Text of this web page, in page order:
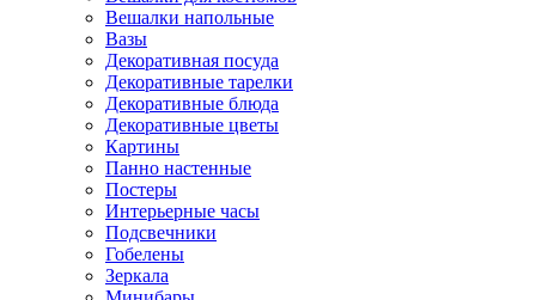
Вешалки напольные
Вазы
Декоративная посуда
Декоративные тарелки
Декоративные блюда
Декоративные цветы
Картины
Панно настенные
Постеры
Интерьерные часы
Подсвечники
Гобелены
Зеркала